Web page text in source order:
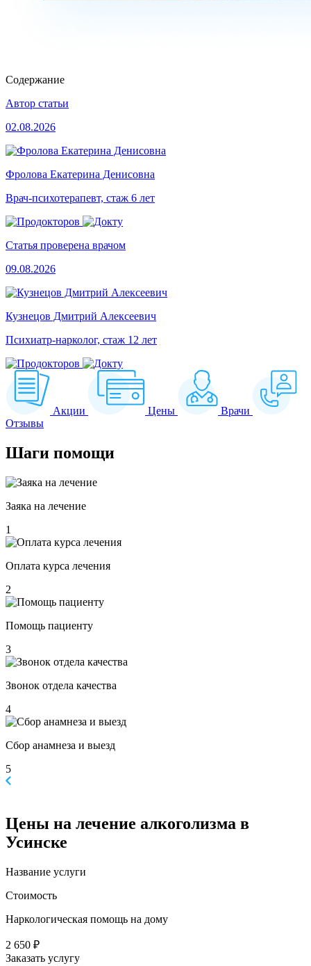
Содержание
Автор статьи
02.08.2026
Фролова Екатерина Денисовна
Врач-психотерапевт, стаж 6 лет
Статья проверена врачом
09.08.2026
Кузнецов Дмитрий Алексеевич
Психиатр-нарколог, стаж 12 лет
Акции Цены
Врачи
Отзывы
Шаги помощи
Заяка на лечение
1
Оплата курса лечения
2
Помощь пациенту
3
Звонок отдела качества
4
Сбор анамнеза и выезд
5
Цены на лечение алкоголизма в
Усинске
Название услуги
Стоимость
Наркологическая помощь на дому
2 650 ₽
Заказать услугу